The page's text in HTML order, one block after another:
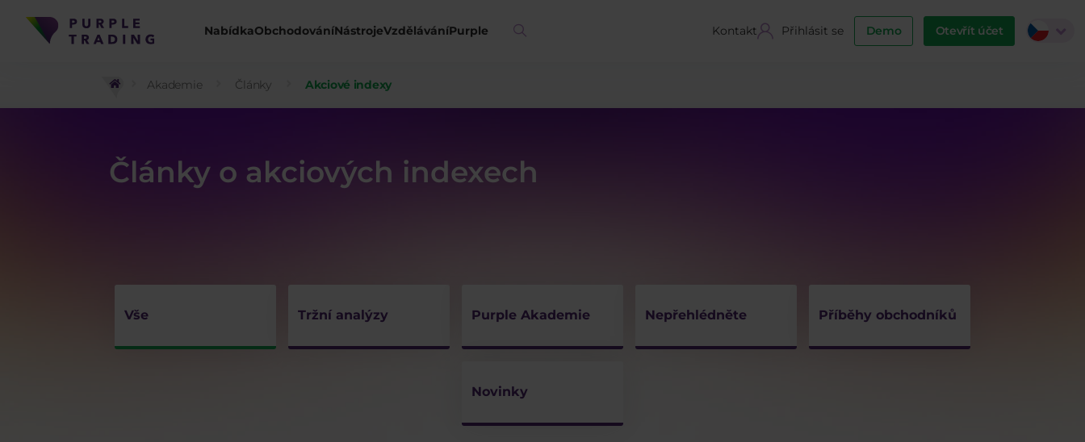
NabídkaObchodováníNástrojeVzděláváníPurple Kontakt Přihlásit se Demo Otevřít účet
Akademie Články Akciové indexy
Články o akciových indexech
Vše Tržní analýzy Purple Akademie Nepřehlédněte Příběhy obchodníků
Novinky